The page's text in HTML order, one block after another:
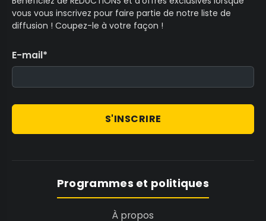
vous vous inscrivez pour faire partie de notre liste de
diffusion ! Coupez-le à votre façon !
E-mail*
S'INSCRIRE
Programmes et politiques
À propos